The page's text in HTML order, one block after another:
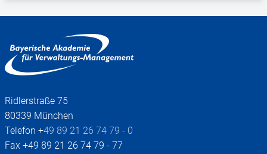
Ridlerstraße 75
80339 München
Telefon +49 89 21 26 74 79 - 0
Fax +49 89 21 26 74 79 - 77